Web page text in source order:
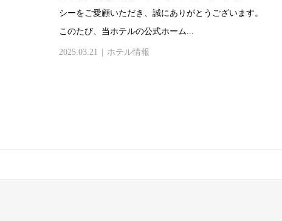
シーをご愛顧いただき、誠にありがとうございます。
このたび、当ホテルの公式ホーム...
2025.03.21 ホテル情報